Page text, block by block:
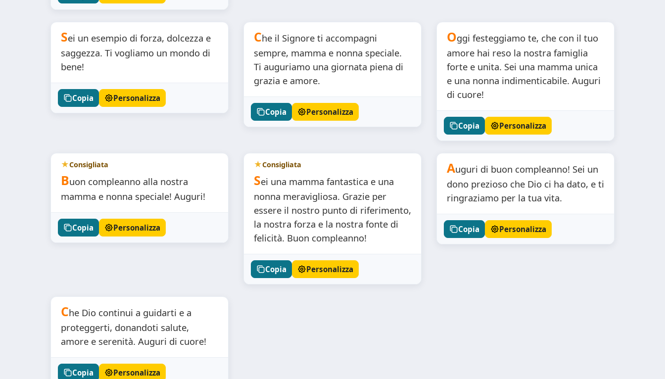
Sei un esempio di forza, dolcezza e
saggezza. Ti vogliamo un mondo di
bene!
Copia Personalizza
Che il Signore ti accompagni
sempre, mamma e nonna speciale.
Ti auguriamo una giornata piena di
grazia e amore.
Copia Personalizza
Oggi festeggiamo te, che con il tuo
amore hai reso la nostra famiglia
forte e unita. Sei una mamma unica
e una nonna indimenticabile. Auguri
di cuore!
Copia Personalizza
Consigliata
Buon compleanno alla nostra
mamma e nonna speciale! Auguri!
Copia Personalizza
Consigliata
Sei una mamma fantastica e una
nonna meravigliosa. Grazie per
essere il nostro punto di riferimento,
la nostra forza e la nostra fonte di
felicità. Buon compleanno!
Copia Personalizza
Auguri di buon compleanno! Sei un
dono prezioso che Dio ci ha dato, e ti
ringraziamo per la tua vita.
Copia Personalizza
Che Dio continui a guidarti e a
proteggerti, donandoti salute,
amore e serenità. Auguri di cuore!
Copia Personalizza